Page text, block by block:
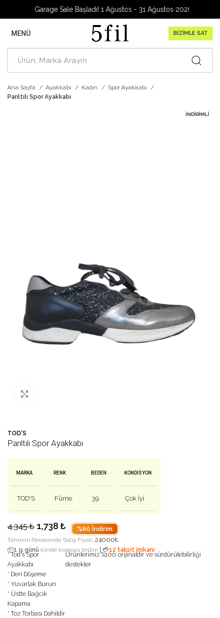
Garage Sale Başladı! 1 Ağustos - 31 Ağustos 2026
MENÜ BİZİMLE SAT
Ana Sayfa Ayakkabı Kadın
Spor Ayakkabı
Parıltılı Spor Ayakkabı
İNDIRIMLI
TOD'S
Parıltılı Spor Ayakkabı
MARKA
TOD'S
RENK
Füme
BEDEN
39
KONDISYON
Çok İyi
4,345₺ 1,738 ₺ %60 İndirim
Tahmini Perakende Satış Fiyatı: 24000₺
📦1 iş günü içinde kargoya teslim 💳12 taksit imkanı
* Tod’s Spor
Ayakkabı
* Deri Döşeme
* Yuvarlak Burun
* Üstte Bağcık
Kapama
* Toz Torbası Dahildir
Ürünlerimiz %100 orijinaldir ve sürdürülebilirliği
destekler